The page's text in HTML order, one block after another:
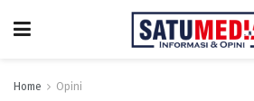
Home Opini